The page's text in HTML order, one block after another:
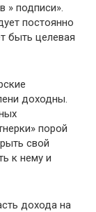
» подписи».
постоянно
быть целевая
доходны.
порой
свой
к нему и
дохода на